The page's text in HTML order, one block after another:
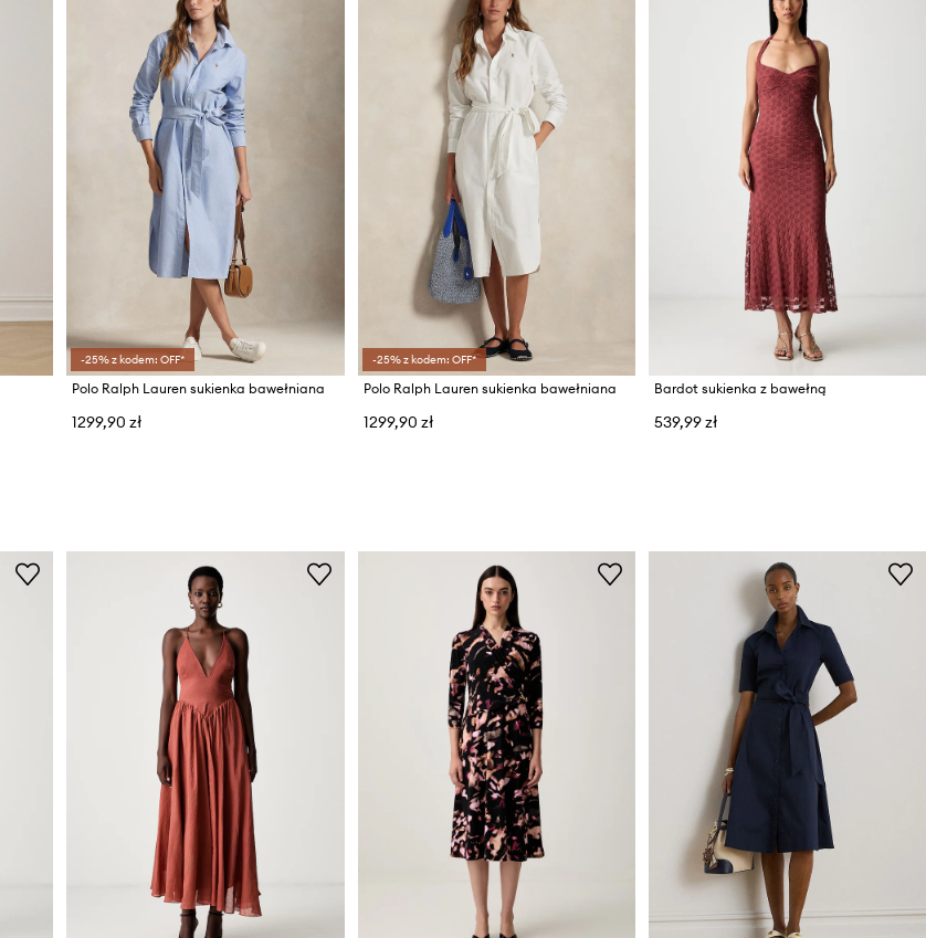
-25% z kodem: OFF*
Polo Ralph Lauren sukienka bawełniana
1299,90 zł
-25% z kodem: OFF*
Polo Ralph Lauren sukienka bawełniana
1299,90 zł
Bardot sukienka z bawełną
539,99 zł